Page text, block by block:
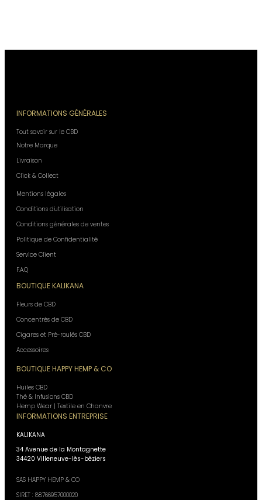
INFORMATIONS GÉNÉRALES
Tout savoir sur le CBD
Notre Marque
Livraison
Click & Collect
Mentions légales
Conditions d'utilisation
Conditions générales de ventes
Politique de Confidentialité
Service Client
F.A.Q
BOUTIQUE KALIKANA
Fleurs de CBD
Concentrés de CBD
Cigares et Pré-roulés CBD
Accessoires
BOUTIQUE HAPPY HEMP & CO
Huiles CBD
Thé & Infusions CBD
Hemp Wear | Textile en Chanvre
INFORMATIONS ENTREPRISE
KALIKANA
34 Avenue de la Montagnette
34420 Villeneuve-lès-béziers
SAS HAPPY HEMP & CO
SIRET : 88766957000020